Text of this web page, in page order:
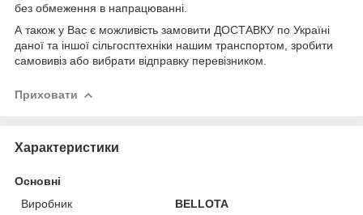
без обмеження в напрацюванні.
А також у Вас є можливість замовити ДОСТАВКУ по Україні
даної та іншої сільгосптехніки нашим транспортом, зробити
самовивіз або вибрати відправку перевізником.
Приховати
Характеристики
Основні
Виробник
BELLOTA